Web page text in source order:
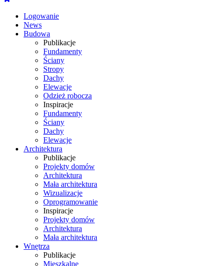
Logowanie
News
Budowa
Publikacje
Fundamenty
Ściany
Stropy
Dachy
Elewacje
Odzież robocza
Inspiracje
Fundamenty
Ściany
Dachy
Elewacje
Architektura
Publikacje
Projekty domów
Architektura
Mała architektura
Wizualizacje
Oprogramowanie
Inspiracje
Projekty domów
Architektura
Mała architektura
Wnętrza
Publikacje
Mieszkalne